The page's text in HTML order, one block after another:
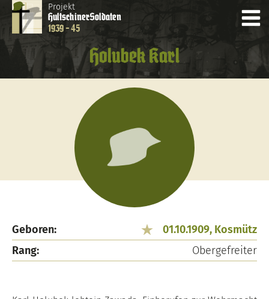
Projekt
HultschinerSoldaten
1939 - 45
Holubek Karl
Geboren:
01.10.1909, Kosmütz
Rang:
Obergefreiter